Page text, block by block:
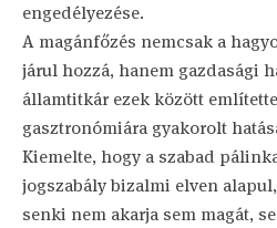
engedélyezése.
A magánfőzés nemcsak a
járul hozzá, hanem gazdasági
államtitkár ezek között
gasztronómiára gyakorolt
Kiemelte, hogy a szabad
jogszabály bizalmi elven
senki nem akarja sem magát,